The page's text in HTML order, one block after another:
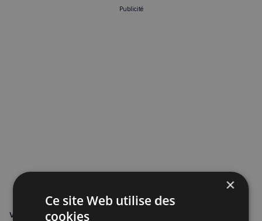
Publicité
VOUS POURRIEZ ÊTRE INTÉRESSÉ PAR
×
Ce site Web utilise des
cookies